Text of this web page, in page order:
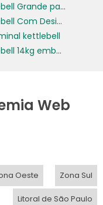
Kettlebell Grande para Treinamento
Kettlebell Com Design Ergonômico e Durável
kettlebell
Kettlebell 14kg emborrachado
Web
Oeste Zona Sul
Litoral de São Paulo